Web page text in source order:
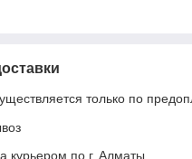
только по
курьером по г. Алматы